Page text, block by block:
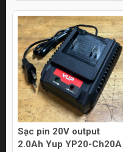
Sạc pin 20V output
2.0Ah Yup YP20-Ch20A